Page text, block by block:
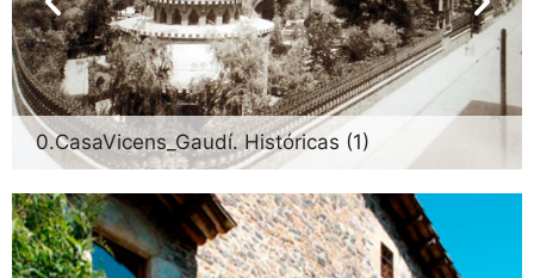
0.CasaVicens_Gaudí. Históricas (1)